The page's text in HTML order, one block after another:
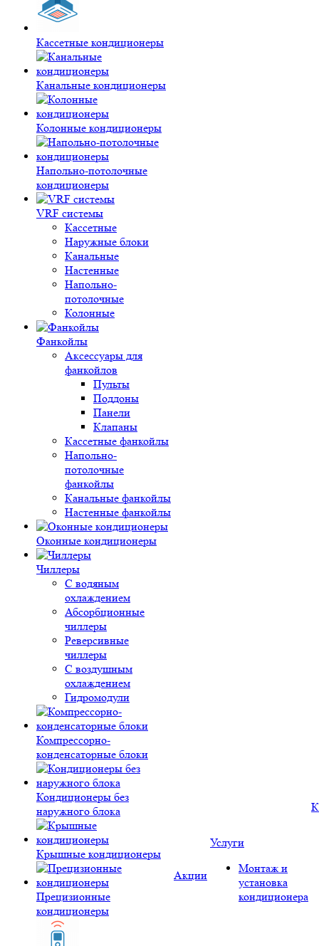
Кассетные кондиционеры
Канальные кондиционеры
Колонные кондиционеры
Напольно-потолочные
кондиционеры
VRF системы
Кассетные
Наружные блоки
Канальные
Настенные
Напольно-
потолочные
Колонные
Фанкойлы
Аксессуары для
фанкойлов
Пульты
Поддоны
Панели
Клапаны
Кассетные фанкойлы
Напольно-
потолочные
фанкойлы
Канальные фанкойлы
Настенные фанкойлы
Оконные кондиционеры
Чиллеры
С водяным
охлаждением
Абсорбционные
чиллеры
Реверсивные
чиллеры
С воздушным
охлаждением
Гидромодули
Компрессорно-
конденсаторные блоки
Кондиционеры без
наружного блока
Крышные кондиционеры
Прецизионные
кондиционеры
Акции
Услуги
Монтаж и
установка
кондиционера